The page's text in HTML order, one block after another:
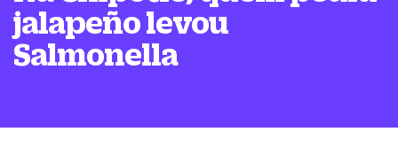
jalapeño levou
Salmonella